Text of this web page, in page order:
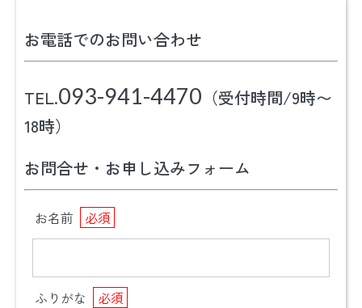
お電話でのお問い合わせ
TEL.093-941-4470 （受付時間/9時〜
18時）
お問合せ・お申し込みフォーム
お名前 必須
ふりがな 必須